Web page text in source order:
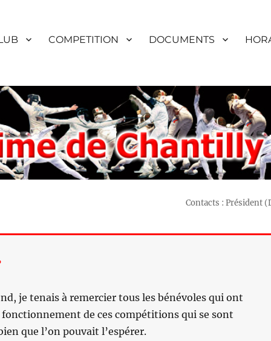
COMPETITION DOCUMENTS
Contacts : Président
je tenais à remercier tous les bénévoles qui ont
de ces compétitions qui se sont
que l’on pouvait l’espérer.